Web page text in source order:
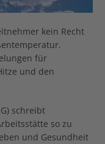
kein Recht
für
und den
schreibt
so zu
und Gesundheit